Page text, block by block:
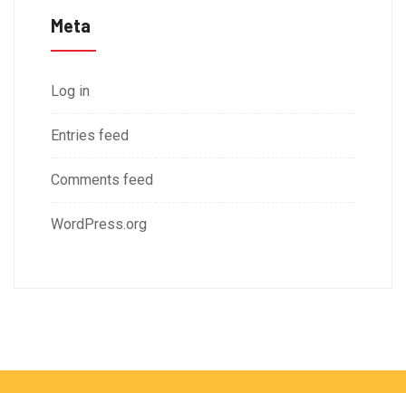
Meta
Log in
Entries feed
Comments feed
WordPress.org